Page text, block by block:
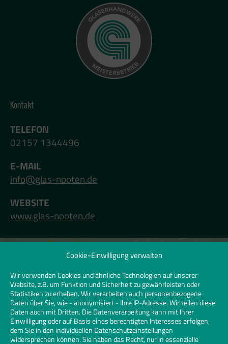
Cookie-Einwilligung verwalten
Wir verwenden Cookies und ähnliche Technologien auf unserer
Website, z.B. um Funktion und Sicherheit zu gewährleisten oder
Statistiken zu erheben. Wir verarbeiten auch personenbezogene
Daten über Sie, wie - anonymisiert - Ihre IP-Adresse. Wir teilen diese
Daten auch mit Dritten. Die Datenverarbeitung kann mit Ihrer
Einwilligung oder auf Basis eines berechtigten Interesses erfolgen,
dem Sie in den individuellen Datenschutzeinstellungen
widersprechen können. Sie haben das Recht, nur in essenzielle
Kontakt
TELEFON
02157 1344496
E-MAIL
info@glas-nooten.de
WEBSITE
www.glas-nooten.de
Klicken Sie hier, um Marketing-Cookies zu
akzeptieren und diesen Inhalt zu
aktivieren | Click to accept marketing
cookies and enable this content